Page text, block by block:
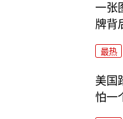
一张
牌背
最热
美国
怕一